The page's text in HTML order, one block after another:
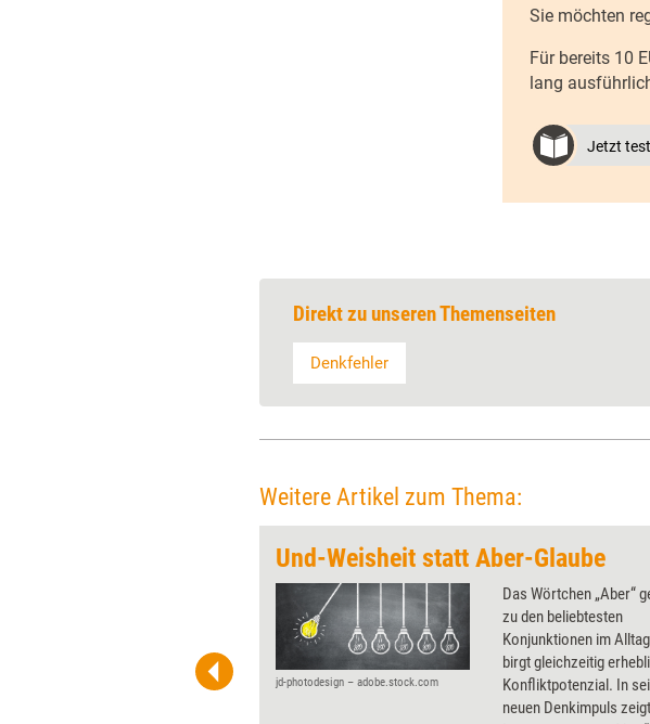
Sie möchten
Für bereits 10
lang
Jetzt
Direkt zu unseren Themenseiten
Denkfehler
Weitere Artikel zum Thema:
Und-Weisheit statt Aber-Glaube
jd-photodesign – adobe.stock.com
Das Wörtchen „Aber“
zu den beliebtesten
Konjunktionen im
birgt gleichzeitig
Konfliktpotenzial. In
neuen Denkimpuls